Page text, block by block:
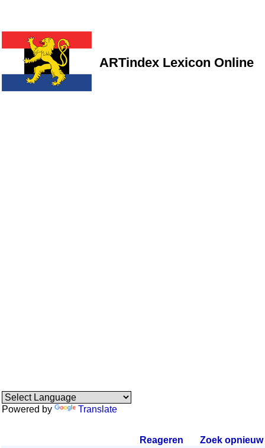
ARTindex Lexicon Online
Powered by Translate
Reageren Zoek opnieuw.